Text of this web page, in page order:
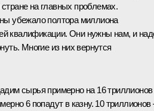
на главных проблемах.
убежало полтора миллиона
квалификации. Они нужны нам, и
Многие из них вернутся
сырья примерно на 16 триллионов
6 попадут в казну. 10 триллионов